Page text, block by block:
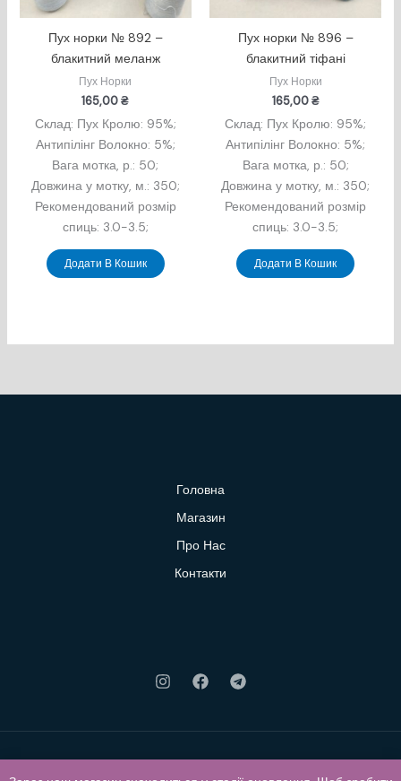
Пух норки № 892 –
блакитний меланж
Пух Норки
165,00₴
Склад: Пух Кролю: 95%;
Антипілінг Волокно: 5%;
Вага мотка, р.: 50;
Довжина у мотку, м.: 350;
Рекомендований розмір
спиць: 3.0-3.5;
Додати В Кошик
Пух норки № 896 –
блакитний тіфані
Пух Норки
165,00₴
Склад: Пух Кролю: 95%;
Антипілінг Волокно: 5%;
Вага мотка, р.: 50;
Довжина у мотку, м.: 350;
Рекомендований розмір
спиць: 3.0-3.5;
Додати В Кошик
Головна
Магазин
Про Нас
Контакти